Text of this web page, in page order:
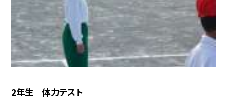
2年生 体力テスト